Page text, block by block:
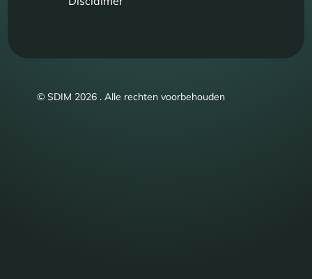
© SDIM 2026 . Alle rechten voorbehouden